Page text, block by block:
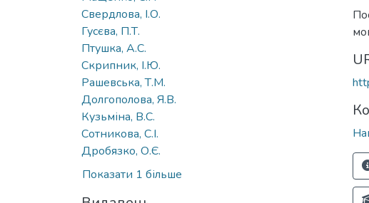
Свердлова, І.О.
Гусєва, П.Т.
Птушка, А.С.
Скрипник, І.Ю.
Рашевська, Т.М.
Долгополова, Я.В.
Кузьміна, В.С.
Сотникова, С.І.
Дробязко, О.Є.
Показати 1 більше